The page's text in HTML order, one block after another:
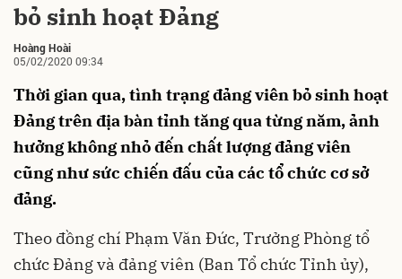
bỏ sinh hoạt Đảng
Hoàng Hoài
05/02/2020 09:34
Thời gian qua, tình trạng đảng viên bỏ sinh hoạt
Đảng trên địa bàn tỉnh tăng qua từng năm, ảnh
hưởng không nhỏ đến chất lượng đảng viên
cũng như sức chiến đấu của các tổ chức cơ sở
đảng.
Theo đồng chí Phạm Văn Đức, Trưởng Phòng tổ
chức Đảng và đảng viên (Ban Tổ chức Tỉnh ủy),
Hủy Gửi